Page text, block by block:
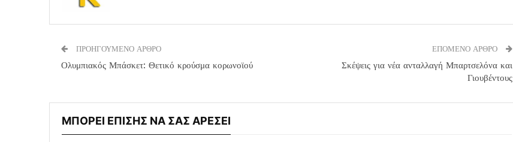
ΠΡΟΗΓΟΥΜΕΝΟ ΑΡΘΡΟ
Ολυμπιακός Μπάσκετ: Θετικό κρούσμα κορωνοϊού
ΕΠΟΜΕΝΟ ΑΡΘΡΟ
Σκέψεις για νέα ανταλλαγή Μπαρτσελόνα και
Γιουβέντους
ΜΠΟΡΕΙ ΕΠΙΣΗΣ ΝΑ ΣΑΣ ΑΡΕΣΕΙ